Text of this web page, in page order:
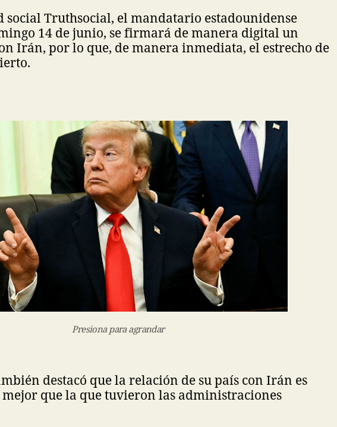
social Truthsocial, el mandatario estadounidense
14 de junio, se firmará de manera digital un
Irán, por lo que, de manera inmediata, el estrecho de
Presiona para agrandar
destacó que la relación de su país con Irán es
que la que tuvieron las administraciones